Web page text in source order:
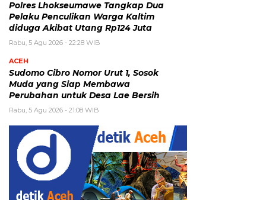
Polres Lhokseumawe Tangkap Dua
Pelaku Penculikan Warga Kaltim
diduga Akibat Utang Rp124 Juta
Rabu, 5 Agu 2026 - 22:28 WIB
ACEH
Sudomo Cibro Nomor Urut 1, Sosok
Muda yang Siap Membawa
Perubahan untuk Desa Lae Bersih
Rabu, 5 Agu 2026 - 21:08 WIB